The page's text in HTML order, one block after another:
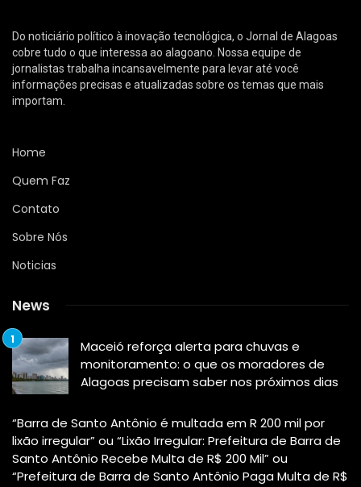
Do noticiário político à inovação tecnológica, o Jornal de Alagoas
cobre tudo o que interessa ao alagoano. Nossa equipe de
jornalistas trabalha incansavelmente para levar até você
informações precisas e atualizadas sobre os temas que mais
importam.
Home
Quem Faz
Contato
Sobre Nós
Noticias
News
Maceió reforça alerta para chuvas e
monitoramento: o que os moradores de
Alagoas precisam saber nos próximos dias
“Barra de Santo Antônio é multada em R 200 mil por
lixão irregular” ou “Lixão Irregular: Prefeitura de Barra de
Santo Antônio Recebe Multa de R$ 200 Mil” ou
“Prefeitura de Barra de Santo Antônio Paga Multa de R$